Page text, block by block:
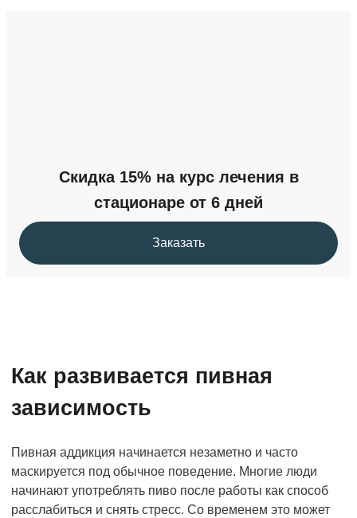
Скидка 15% на курс лечения в
стационаре от 6 дней
Заказать
Как развивается пивная
зависимость
Пивная аддикция начинается незаметно и часто
маскируется под обычное поведение. Многие люди
начинают употреблять пиво после работы как способ
расслабиться и снять стресс. Со временем это может